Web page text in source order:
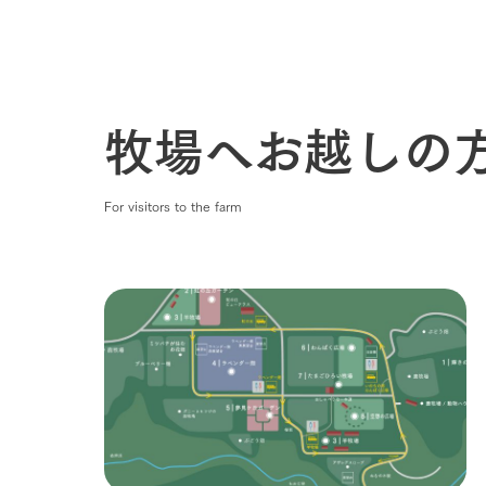
牧場へお越しの
For visitors to the farm